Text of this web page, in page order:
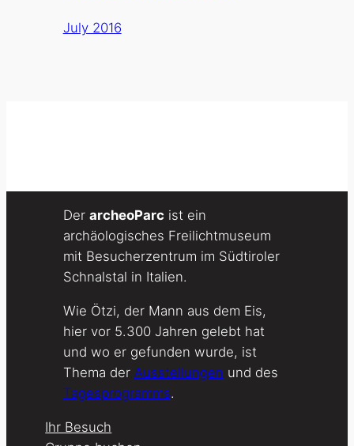
July 2016
Der archeoParc ist ein
archäologisches Freilichtmuseum
mit Besucherzentrum im Südtiroler
Schnalstal in Italien.
Wie Ötzi, der Mann aus dem Eis,
hier vor 5.300 Jahren gelebt hat
und wo er gefunden wurde, ist
Thema der Ausstellungen und des
Tagesprogramms.
Ihr Besuch